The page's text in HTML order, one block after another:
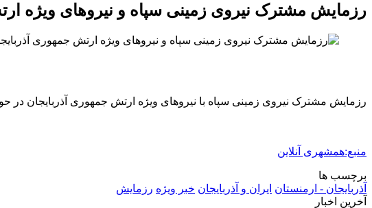
رزمایش مشترک نیروی زمینی سپاه و نیروهای ویژه
رزمایش مشترک نیروی زمینی سپاه با نیروهای ویژه ارتش جمهوری آذربایجان در
منبع:همشهری آنلاین
برچسب ها
آذربایجان - ارمنستان ایران و آذربایجان خبر ویژه رزمایش
آخرین اخبار